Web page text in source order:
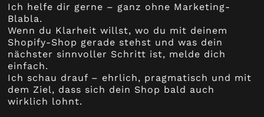
Ich helfe dir gerne – ganz ohne Marketing-
Blabla.
Wenn du Klarheit willst, wo du mit deinem
Shopify-Shop gerade stehst und was dein
nächster sinnvoller Schritt ist, melde dich
einfach.
Ich schau drauf – ehrlich, pragmatisch und mit
dem Ziel, dass sich dein Shop bald auch
wirklich lohnt.